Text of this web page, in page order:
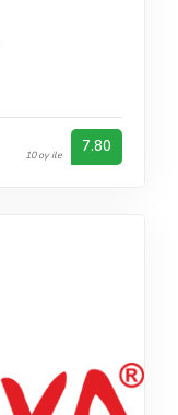
10 oy ile 7.80